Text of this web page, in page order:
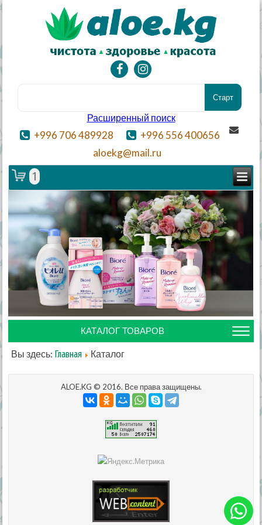
Расширенный поиск
+996 706 489928
+996 556 400656
aloekg@mail.ru
1
КАТАЛОГ ТОВАРОВ
Вы здесь: Главная Каталог
ALOE.KG © 2016. Все права защищены.